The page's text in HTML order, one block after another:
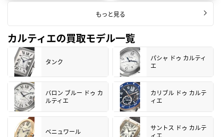
もっと見る
カルティエの買取モデル一覧
タンク
パシャ ドゥ カルティ
エ
バロン ブルー ドゥ カ
ルティエ
カリブル ドゥ カルテ
ィエ
ベニュワール
サントス ドゥ カルテ